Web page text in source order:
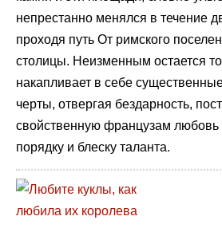
непрестанно менялся в течение
проходя путь От римского
столицы. Неизменным остается
накапливает в себе
черты, отвергая бездарность,
свойственную французам любовь
порядку и блеску таланта.